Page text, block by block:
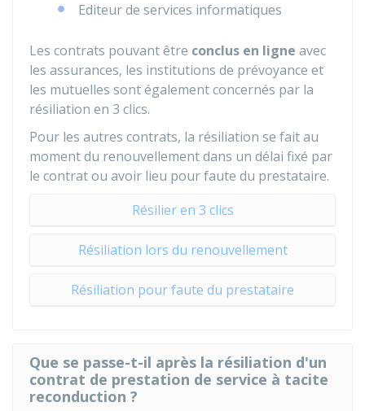
Editeur de services informatiques
Les contrats pouvant être conclus en ligne avec
les assurances, les institutions de prévoyance et
les mutuelles sont également concernés par la
résiliation en 3 clics.
Pour les autres contrats, la résiliation se fait au
moment du renouvellement dans un délai fixé par
le contrat ou avoir lieu pour faute du prestataire.
Résilier en 3 clics
Résiliation lors du renouvellement
Résiliation pour faute du prestataire
Que se passe-t-il après la résiliation d'un
contrat de prestation de service à tacite
reconduction ?